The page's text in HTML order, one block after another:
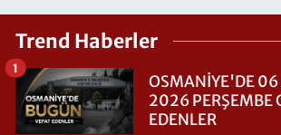
Trend Haberler
OSMANİYE'DE 06
2026 PERŞEMBE
EDENLER
1